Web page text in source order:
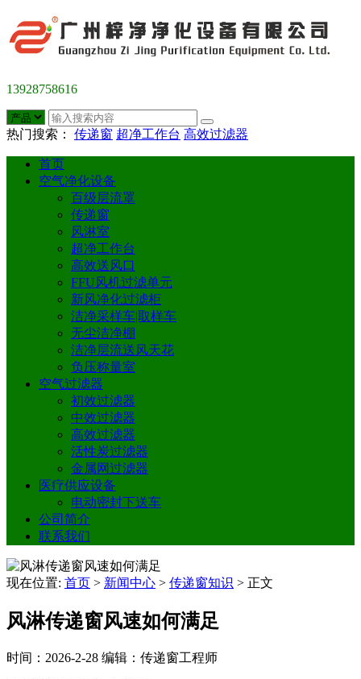
13928758616
热门搜索： 传递窗 超净工作台 高效过滤器
首页
空气净化设备
百级层流罩
传递窗
风淋室
超净工作台
高效送风口
FFU风机过滤单元
新风净化过滤柜
洁净采样车|取样车
无尘洁净棚
洁净层流送风天花
负压称量室
空气过滤器
初效过滤器
中效过滤器
高效过滤器
活性炭过滤器
金属网过滤器
医疗供应设备
电动密封下送车
公司简介
联系我们
现在位置: 首页 > 新闻中心 > 传递窗知识 > 正文
风淋传递窗风速如何满足
时间：2026-2-28 编辑：传递窗工程师